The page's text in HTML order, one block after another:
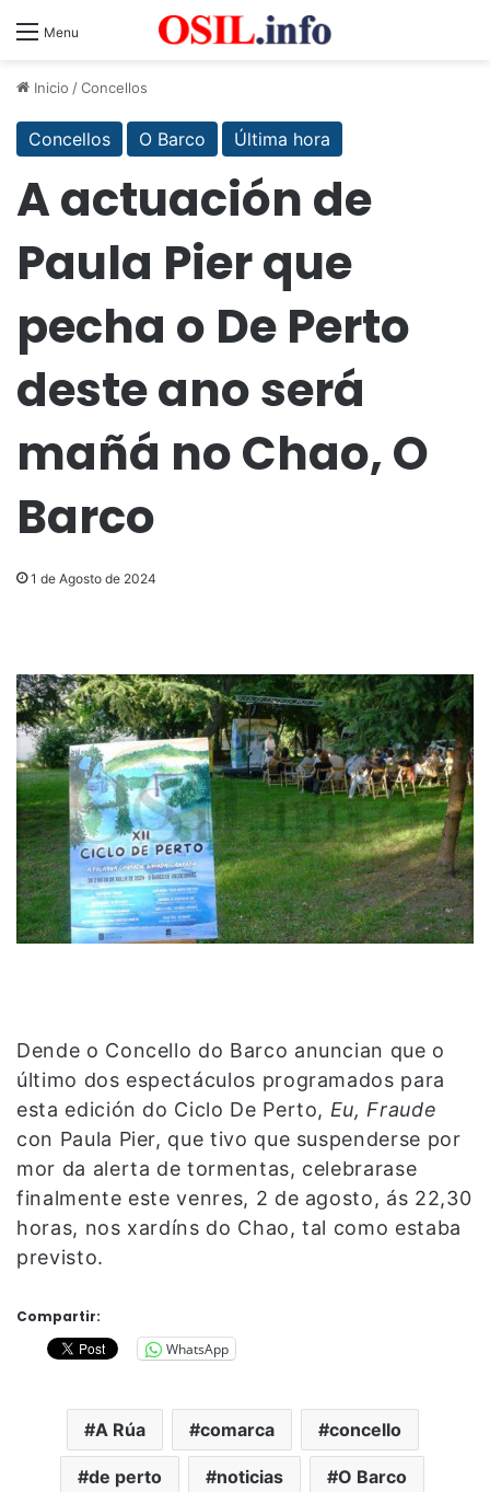
Menu
Inicio /Concellos
Concellos O Barco Última hora
A actuación de
Paula Pier que
pecha o De Perto
deste ano será
mañá no Chao, O
Barco
1 de Agosto de 2024
Dende o Concello do Barco anuncian que o
último dos espectáculos programados para
esta edición do Ciclo De Perto, Eu, Fraude
con Paula Pier, que tivo que suspenderse por
mor da alerta de tormentas, celebrarase
finalmente este venres, 2 de agosto, ás 22,30
horas, nos xardíns do Chao, tal como estaba
previsto.
Compartir:
WhatsApp
A Rúa comarca concello
de perto noticias O Barco